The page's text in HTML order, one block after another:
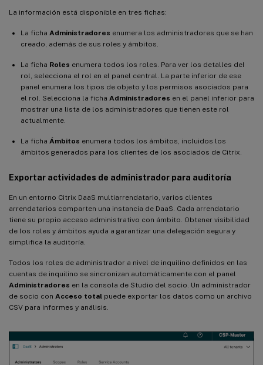
La información está disponible en tres fichas:
La ficha Administradores enumera los administradores que se han
creado, además de sus roles y ámbitos.
La ficha Roles enumera todos los roles. Para ver los detalles del
rol, selecciona el rol en el panel central. La parte inferior de ese
panel enumera los tipos de objeto y los permisos asociados para
el rol. Selecciona la ficha Administradores en el panel inferior para
mostrar una lista de los administradores que tienen este rol
actualmente.
La ficha Ámbitos enumera todos los ámbitos, incluidos los
ámbitos generados para los clientes de los asociados de Citrix.
Exportar actividades de administrador para auditoría
En un entorno Citrix DaaS multiarrendatario, varios clientes
arrendatarios comparten una instancia de DaaS. Cada arrendatario
tiene su propio acceso administrativo con ámbito. Obtener visibilidad
de los roles y ámbitos ayuda a garantizar una delegación segura y
simplifica la auditoría.
Todos los roles de administrador a nivel de inquilino definidos en las
cuentas de inquilino se sincronizan automáticamente con el panel
Administradores en la consola de Studio del socio. Un administrador
de socio con Acceso total puede exportar los datos como un archivo
CSV para informes y análisis.